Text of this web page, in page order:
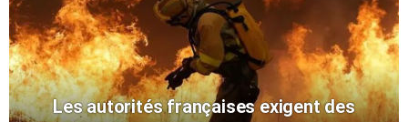
Les autorités françaises exigent des